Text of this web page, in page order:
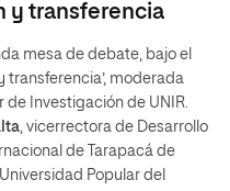
y transferencia
mesa de debate, bajo el
transferencia’, moderada
de Investigación de UNIR.
, vicerrectora de Desarrollo
de Tarapacá de
Popular del